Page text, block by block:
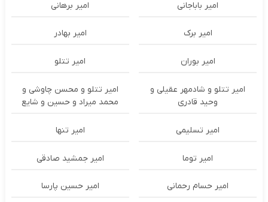
امیر باباجانی امیر برهانی
امیر برک امیر بهادر
امیر بوران امیر تتلو
امیر تتلو و شادمهر عقیلی و
وحید قادری
امیر تتلو و محسن چاوشی و
محمد میراد و حسین و شایع
امیر تسلیمی امیر تنها
امیر توما امیر جمشید صادقی
امیر حسام رحمانی امیر حسین پارسا